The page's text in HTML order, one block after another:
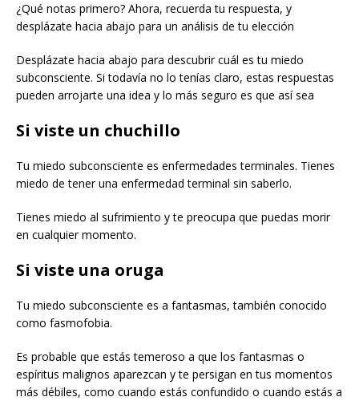
¿Qué notas primero? Ahora, recuerda tu respuesta, y
desplázate hacia abajo para un análisis de tu elección
Desplázate hacia abajo para descubrir cuál es tu miedo
subconsciente. Si todavía no lo tenías claro, estas respuestas
pueden arrojarte una idea y lo más seguro es que así sea
Si viste un chuchillo
Tu miedo subconsciente es enfermedades terminales. Tienes
miedo de tener una enfermedad terminal sin saberlo.
Tienes miedo al sufrimiento y te preocupa que puedas morir
en cualquier momento.
Si viste una oruga
Tu miedo subconsciente es a fantasmas, también conocido
como fasmofobia.
Es probable que estás temeroso a que los fantasmas o
espíritus malignos aparezcan y te persigan en tus momentos
más débiles, como cuando estás confundido o cuando estás a